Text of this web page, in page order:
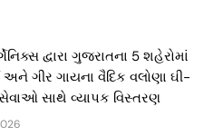
દ્વારા ગુજરાતના 5 શહેરોમાં
અને ગીર ગાયના વૈદિક વલોણા ઘી-
સાથે વ્યાપક વિસ્તરણ